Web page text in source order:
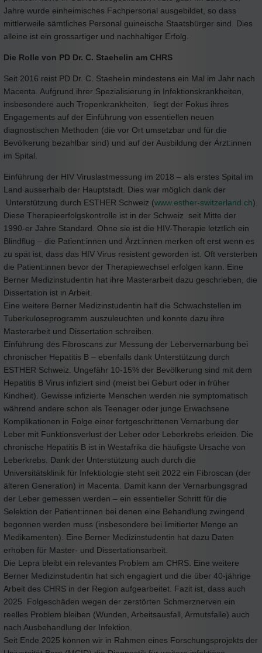
Jahre wurde einheimisches Fachpersonal ausgebildet, so dass
mittlerweile sämtliches Personal guineische Staatsbürger sind. Dies
alleine ist ein grossartiger und nachhaltiger Erfolg.
Die Rolle von PD Dr. C. Staehelin am CHRS
Seit 2016 reist PD Dr. C. Staehelin mindestens ein Mal im Jahr nach
Macenta. Aufgrund ihrer Spezialisierung in Infektionskrankheiten,
insbesondere auch Tropenkrankheiten, liegt der Fokus ihres
Engagements auf der Einführung von essentiellen neuen
diagnostischen Methoden (die vor Ort umsetzbar und für die
Bevölkerung bezahlbar sind) und auf der Ausbildung der Ärzt:innen
im Spital.
Einführung der HIV Viruslastmessung im 2018 – als erstes Spital im
Land ausserhalb der Hauptstadt. Dies war möglich dank der
Unterstützung durch ESTHER Schweiz (www.esther-switzerland.ch).
Diese Therapieerfolgskontrolle ist in der Schweiz seit Mitte der
1990-er Jahre Standard. Ohne sie ist die HIV-Therapie letztlich ein
Blindflug – die Patient:innen und Ärzt:innen merken oft erst wenn es
zu spät ist, dass das HIV Virus resistent geworden ist. Oft versterben
die Patient:innen bevor der Therapiewechsel erfolgen kann. Eine
Berner Medizinstudentin hat ihre Masterarbeit dazu geschrieben, die
Dissertation ist in Arbeit.
Eine weitere Berner Medizinstudentin half die Schwachstellen im
Tuberkuloseprogramm auszuleuchten und konnte dazu ihre
Masterarbeit und Dissertation schreiben.
Einführung des Fibroscans zur Messung der Lebervernarbung bei
chronischer Hepatitis B – ebenfalls dank Unterstützung durch
ESTHER Schweiz. Ungefähr 10-15% der Bevölkerung sind mit dem
Hepatitis B Virus infiziert sind (meist bei Geburt oder in früher
Kindheit). Gewisse infizierte Menschen werden nie symptomatisch
während andere schon als Teenager oder junge Erwachsene
Komplikationen in Folge einer fortgeschrittenen Vernarbung der
Leber mit Funktionsverlust der Leber oder Leberkrebs erleiden. Die
chronische Hepatitis B ist in Westafrika die häufigste Ursache von
Leberkrebs. Dank der Unterstützung auch durch die
Universitätsklinik für Infektiologie steht seit 2022 ein Fibroscan (der
älteren Generation) in Macenta. Damit kann der Vernarbungsgrad
der Leber gemessen werden – ein essentieller Schritt für die
Selektion der Patient:innen bei denen eine Behandlung zwingend
begonnen werden muss (insbesondere bei limitierter Menge an
Medikamenten). Eine Berner Medizinstudentin hat dazu Daten
erhoben für Master- und Dissertationsarbeit.
Die Lepra bleibt ein relevantes Problem am CHRS. Eine weitere
Berner Medizinstudentin hat sich engagiert und die über 40-jährige
Arbeit des CHRS in der Region aufgearbeitet. Fazit ist, dass auch
2025 Folgeschäden wegen der zerstörten Schmerznerven ein
reelles Problem bleiben (Wunden, Arbeitsausfall, Armutsfalle) auch
nach Ausbehandlung der Infektion.
Seit Ende 2025 können wir in Rahmen eines Forschungsprojekts der